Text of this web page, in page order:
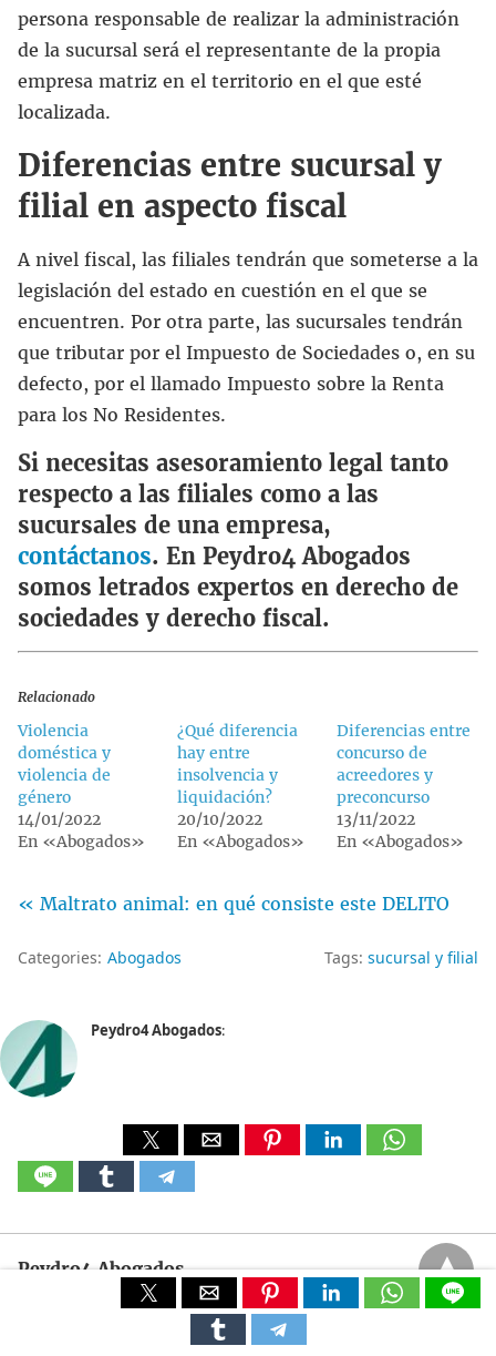
persona responsable de realizar la administración
de la sucursal será el representante de la propia
empresa matriz en el territorio en el que esté
localizada.
Diferencias entre sucursal y
filial en aspecto fiscal
A nivel fiscal, las filiales tendrán que someterse a la
legislación del estado en cuestión en el que se
encuentren. Por otra parte, las sucursales tendrán
que tributar por el Impuesto de Sociedades o, en su
defecto, por el llamado Impuesto sobre la Renta
para los No Residentes.
Si necesitas asesoramiento legal tanto
respecto a las filiales como a las
sucursales de una empresa,
contáctanos. En Peydro4 Abogados
somos letrados expertos en derecho de
sociedades y derecho fiscal.
Relacionado
Violencia
doméstica y
violencia de
género
14/01/2022
En «Abogados»
¿Qué diferencia
hay entre
insolvencia y
liquidación?
20/10/2022
En «Abogados»
Diferencias entre
concurso de
acreedores y
preconcurso
13/11/2022
En «Abogados»
« Maltrato animal: en qué consiste este DELITO
Categories: Abogados Tags: sucursal y filial
Peydro4 Abogados:
Peydro4 Abogados
All Rights Reserved View Non-AMP Version